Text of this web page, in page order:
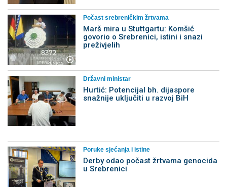
Počast srebreničkim žrtvama
Marš mira u Stuttgartu: Komšić
govorio o Srebrenici, istini i snazi
preživjelih
Državni ministar
Hurtić: Potencijal bh. dijaspore
snažnije uključiti u razvoj BiH
Poruke sjećanja i istine
Derby odao počast žrtvama genocida
u Srebrenici